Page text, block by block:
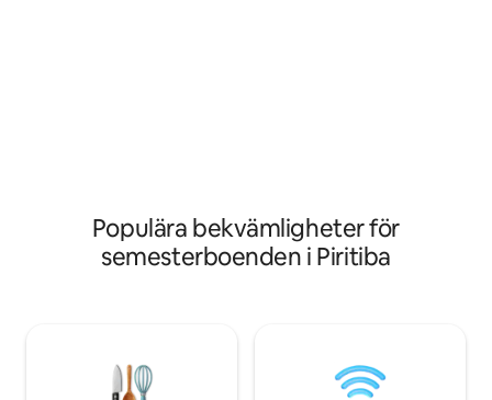
Populära bekvämligheter för
semesterboenden i Piritiba